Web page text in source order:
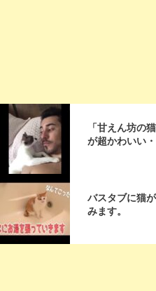
「甘えん坊の
が超かわいい
バスタブに猫
みます。